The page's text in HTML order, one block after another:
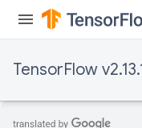
TensorFlow